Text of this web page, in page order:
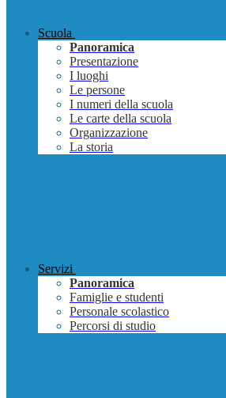
Scuola
Panoramica
Presentazione
I luoghi
Le persone
I numeri della scuola
Le carte della scuola
Organizzazione
La storia
Servizi
Panoramica
Famiglie e studenti
Personale scolastico
Percorsi di studio